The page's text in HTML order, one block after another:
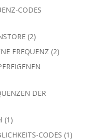
Produkte
CODES
22
Produkte
FREQUENZ 22
DER
1 1
Produkt CODES 1 1